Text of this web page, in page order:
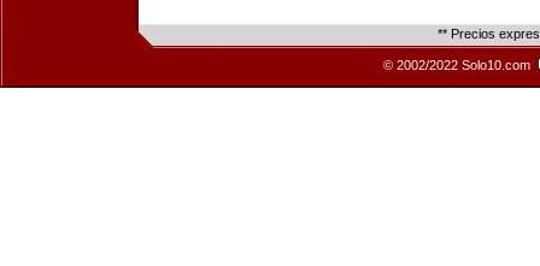
** Precios
© 2002/2022 Solo10.com